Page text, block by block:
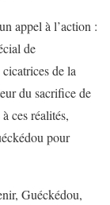
appel à l’action :
de
de la
du sacrifice de
ces réalités,
pour
Guéckédou,